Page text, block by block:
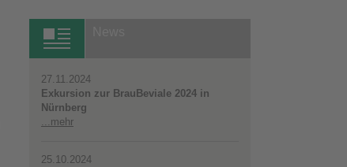
27.11.2024
Exkursion zur BrauBeviale 2024 in
Nürnberg
...mehr
25.10.2024